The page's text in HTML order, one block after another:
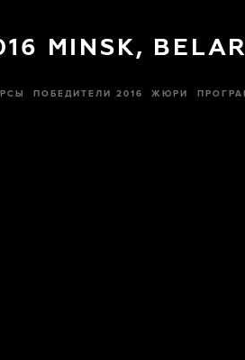
MINSK,
ПОБЕДИТЕЛИ 2016 ЖЮРИ